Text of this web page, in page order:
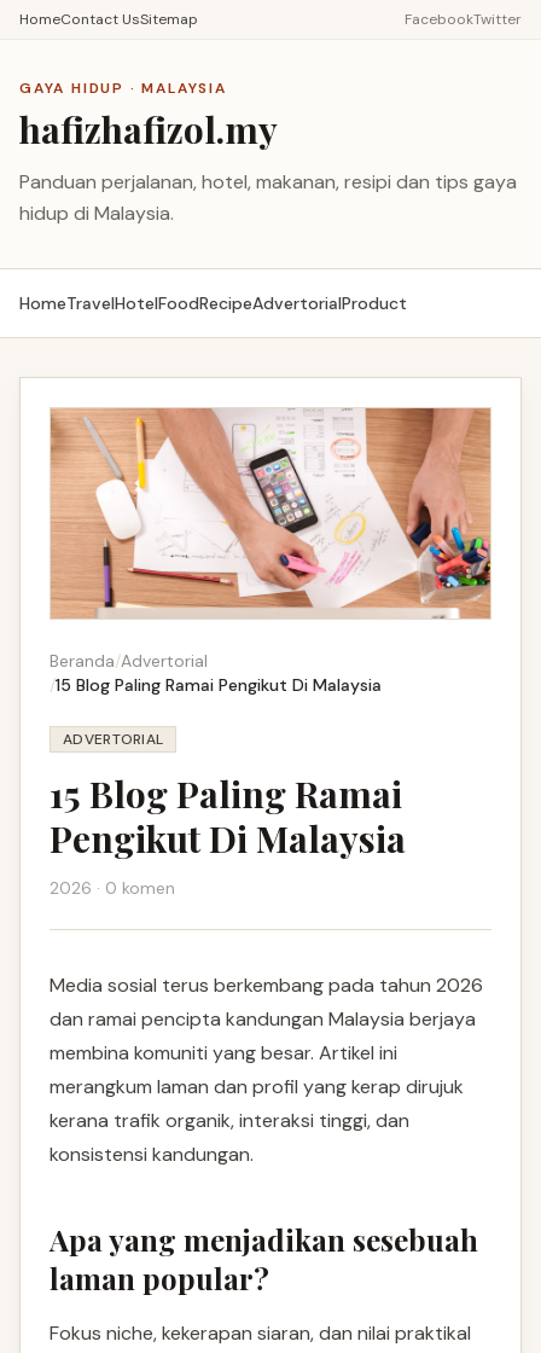
HomeContact UsSitemap FacebookTwitter
GAYA HIDUP · MALAYSIA
hafizhafizol.my
Panduan perjalanan, hotel, makanan, resipi dan tips gaya
hidup di Malaysia.
HomeTravelHotelFoodRecipeAdvertorialProduct
Beranda/Advertorial
/15 Blog Paling Ramai Pengikut Di Malaysia
ADVERTORIAL
15 Blog Paling Ramai
Pengikut Di Malaysia
2026 · 0 komen
Media sosial terus berkembang pada tahun 2026
dan ramai pencipta kandungan Malaysia berjaya
membina komuniti yang besar. Artikel ini
merangkum laman dan profil yang kerap dirujuk
kerana trafik organik, interaksi tinggi, dan
konsistensi kandungan.
Apa yang menjadikan sesebuah
laman popular?
Fokus niche, kekerapan siaran, dan nilai praktikal